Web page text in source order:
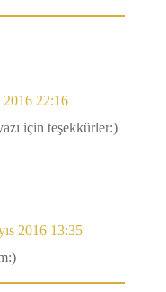
2016 22:16
için teşekkürler:)
2016 13:35